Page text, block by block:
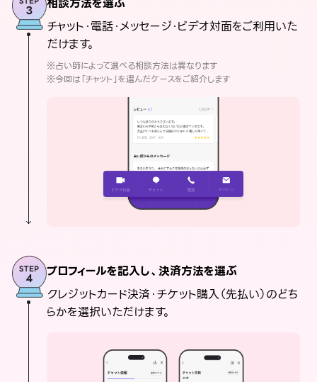
チャット・電話・メッセージ・ビデオ対面をご利用いた
だけます。
※占い師によって選べる相談方法は異なります
※今回は「チャット」を選んだケースをご紹介します
プロフィールを記入し、決済方法を選ぶ
クレジットカード決済・チケット購入（先払い）のどち
らかを選択いただけます。